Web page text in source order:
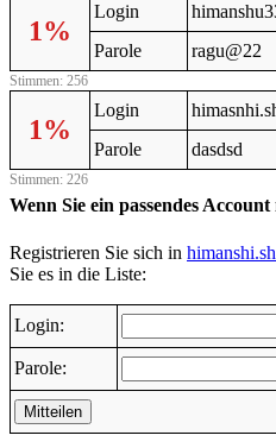
1%
Login
Parole
ragu@22
Stimmen: 256
1%
Login
Parole
dasdsd
Stimmen: 226
Wenn Sie ein passendes
Registrieren Sie sich in
Sie es in die Liste:
Login:
Parole:
Mitteilen